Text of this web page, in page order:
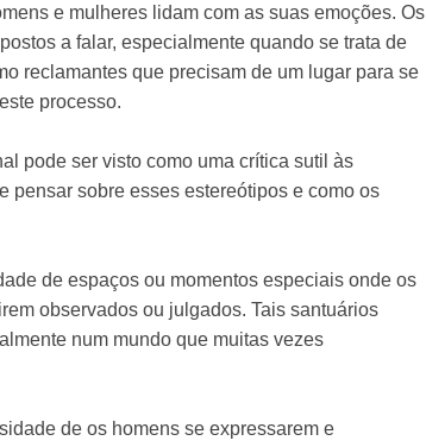
e mulheres lidam com as suas emoções. Os
a falar, especialmente quando se trata de
reclamantes que precisam de um lugar para se
processo.
pode ser visto como uma crítica sutil às
sobre esses estereótipos e como os
de espaços ou momentos especiais onde os
observados ou julgados. Tais santuários
num mundo que muitas vezes
de os homens se expressarem e